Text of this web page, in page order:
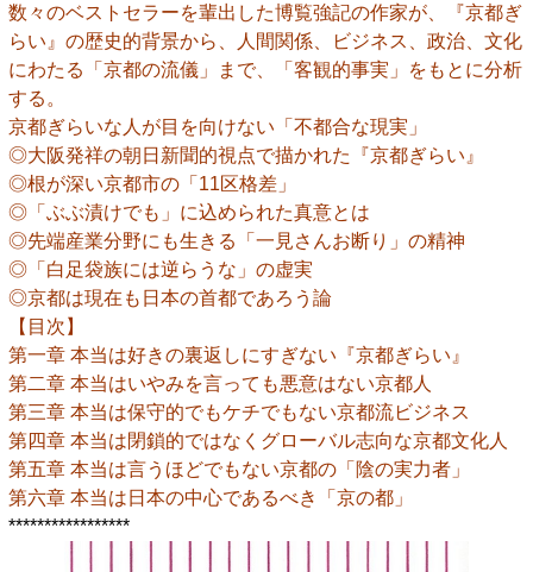
数々のベストセラーを輩出した博覧強記の作家が、『京都ぎ
らい』の歴史的背景から、人間関係、ビジネス、政治、文化
にわたる「京都の流儀」まで、「客観的事実」をもとに分析
する。
京都ぎらいな人が目を向けない「不都合な現実」
◎大阪発祥の朝日新聞的視点で描かれた『京都ぎらい』
◎根が深い京都市の「11区格差」
◎「ぶぶ漬けでも」に込められた真意とは
◎先端産業分野にも生きる「一見さんお断り」の精神
◎「白足袋族には逆らうな」の虚実
◎京都は現在も日本の首都であろう論
【目次】
第一章 本当は好きの裏返しにすぎない『京都ぎらい』
第二章 本当はいやみを言っても悪意はない京都人
第三章 本当は保守的でもケチでもない京都流ビジネス
第四章 本当は閉鎖的ではなくグローバル志向な京都文化人
第五章 本当は言うほどでもない京都の「陰の実力者」
第六章 本当は日本の中心であるべき「京の都」
*****************